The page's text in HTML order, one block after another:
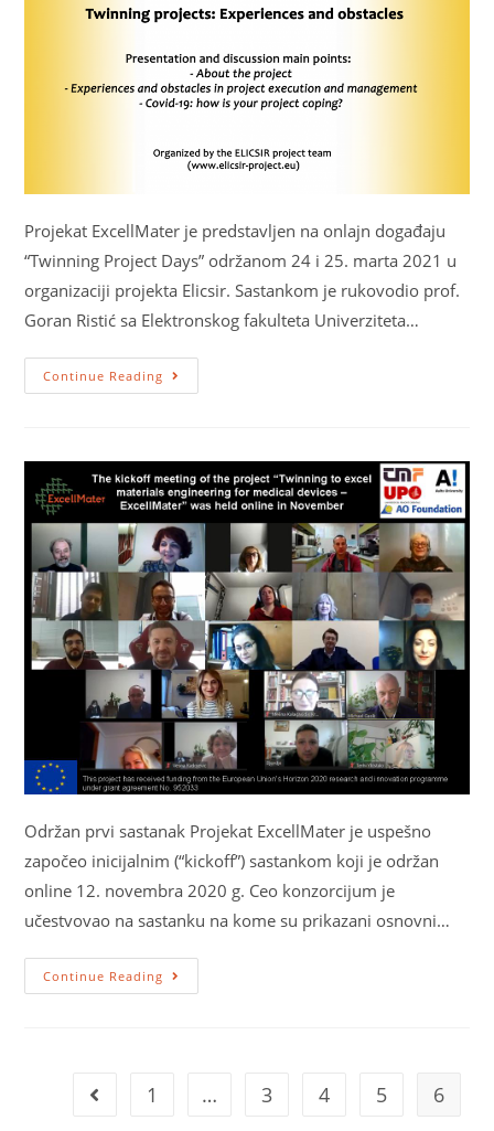
Projekat ExcellMater je predstavljen na onlajn događaju
“Twinning Project Days” održanom 24 i 25. marta 2021 u
organizaciji projekta Elicsir. Sastankom je rukovodio prof.
Goran Ristić sa Elektronskog fakulteta Univerziteta…
Continue Reading
Održan prvi sastanak Projekat ExcellMater je uspešno
započeo inicijalnim (“kickoff”) sastankom koji je održan
online 12. novembra 2020 g. Ceo konzorcijum je
učestvovao na sastanku na kome su prikazani osnovni…
Continue Reading
1 … 3 4 5 6